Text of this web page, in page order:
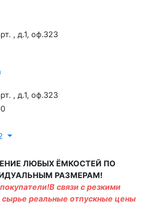
, д.1, оф.323
, д.1, оф.323
ЛЮБЫХ ЁМКОСТЕЙ ПО
РАЗМЕРАМ!
связи с резкими
сырье реальные отпускные цены